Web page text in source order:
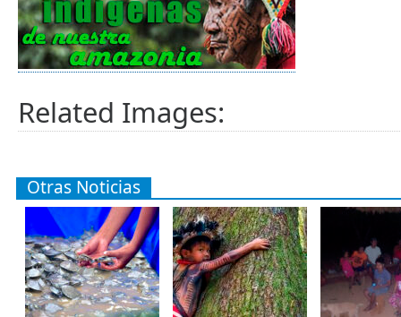
Related Images:
Otras Noticias